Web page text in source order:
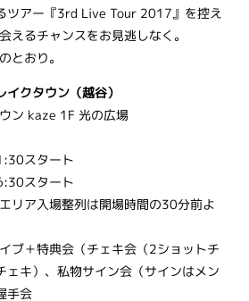
ツアー『3rd Live Tour 2017』を控え
えるチャンスをお見逃しなく。
とおり。
クタウン（越谷）
ン kaze 1F 光の広場
スタート
スタート
リア入場整列は開場時間の30分前よ
ブ＋特典会（チェキ会（2ショットチ
ェキ）、私物サイン会（サインはメン
手会